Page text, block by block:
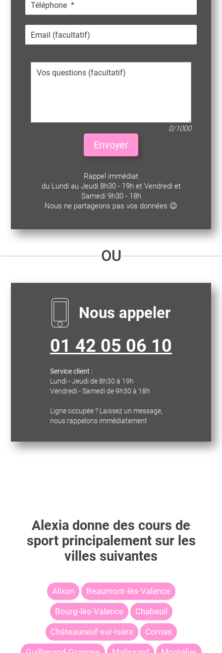
0/1000
Envoyer
Rappel immédiat
du Lundi au Jeudi 8h30 - 19h et Vendredi et
Samedi 9h30 - 18h
Nous ne partageons pas vos données 😉
OU
Nous appeler
01 42 05 06 10
Service client :
Lundi - Jeudi de 8h30 à 19h
Vendredi - Samedi de 9h30 à 18h
Ligne occupée ? Laissez un message,
nous rappelons immédiatement
Alexia donne des cours de
sport principalement sur les
villes suivantes
Alixan Beaumont-lès-Valence
Bourg-lès-Valence Chabeuil
Châteauneuf-sur-Isère Cornas